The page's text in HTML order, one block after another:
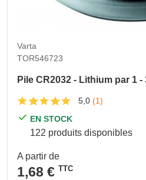
Varta
TOR546723
Pile CR2032 - Lithium par 1 -
5,0 (1)
EN STOCK
122 produits disponibles
A partir de
1,68 € TTC